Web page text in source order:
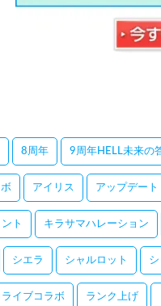
8周年 9周年HELL未来の
アイリス アップデート
ト キラサマハレーション
シエラ シャルロット
イブコラボ ランク上げ